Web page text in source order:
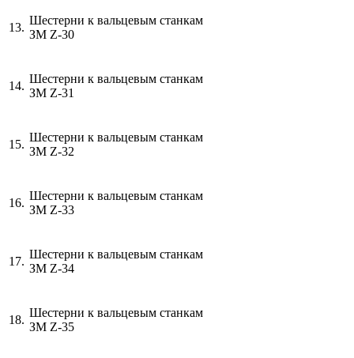
13.
Шестерни к вальцевым станкам
ЗМ Z-30
14.
Шестерни к вальцевым станкам
ЗМ Z-31
15.
Шестерни к вальцевым станкам
ЗМ Z-32
16.
Шестерни к вальцевым станкам
ЗМ Z-33
17.
Шестерни к вальцевым станкам
ЗМ Z-34
18.
Шестерни к вальцевым станкам
ЗМ Z-35